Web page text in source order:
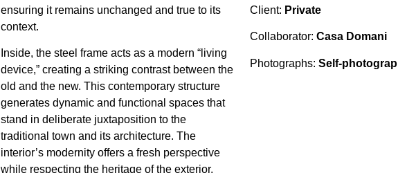
ensuring it remains unchanged and true to its
context.
Inside, the steel frame acts as a modern “living
device,” creating a striking contrast between the
old and the new. This contemporary structure
generates dynamic and functional spaces that
stand in deliberate juxtaposition to the
traditional town and its architecture. The
interior’s modernity offers a fresh perspective
while respecting the heritage of the exterior.
Client: Private
Collaborator: Casa Domani
Photographs: Self-